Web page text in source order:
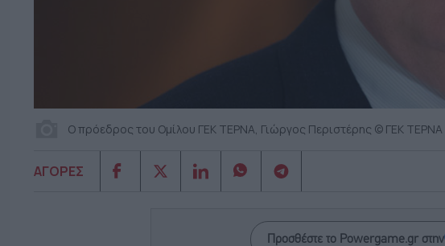
Ο πρόεδρος του Ομίλου ΓΕΚ ΤΕΡΝΑ, Γιώργος Περιστέρης © ΓΕΚ ΤΕΡΝΑ
ΑΓΟΡΕΣ
Προσθέστε το Powergame.gr στην